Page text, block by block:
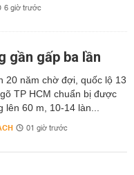
6 giờ trước
gần gấp ba lần
20 năm chờ đợi, quốc lộ 13
TP HCM chuẩn bị được
lên 60 m, 10-14 làn...
01 giờ trước